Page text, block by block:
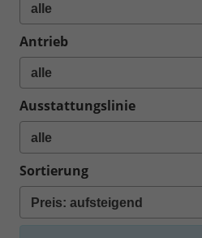
Antrieb
Ausstattungslinie
Sortierung